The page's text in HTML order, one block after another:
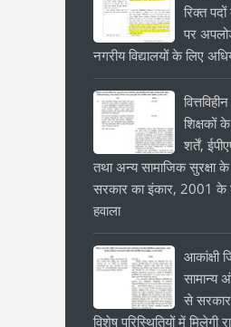
रिक्त
पर
नगरीय विद्यालयों के लिए
शिक्षकों
शर्तें,
तथा अन्य सामाजिक सुरक्षा
सरकार का इंकार, 2001 के
हवाला
आकांक्षी
सामान्य
से
विशेष परिस्थितियों में मिलेगी